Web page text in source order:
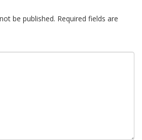
be published. Required fields are